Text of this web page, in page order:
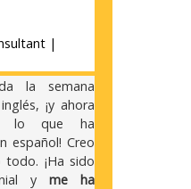
|
la semana
¡y ahora
lo que ha
español! Creo
¡Ha sido
y me ha